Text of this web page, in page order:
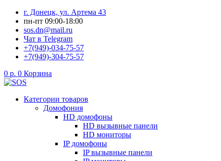
Перейти
содержимому
г. Донецк, ул. Артема 43
пн-пт 09:00-18:00
sos.dn@mail.ru
Чат в Telegram
+7(949)-034-75-57
+7(949)-304-75-57
0 р. 0 Корзина
Категории товаров
Домофония
HD домофоны
HD вызывные панели
HD мониторы
IP домофоны
IP вызывные панели